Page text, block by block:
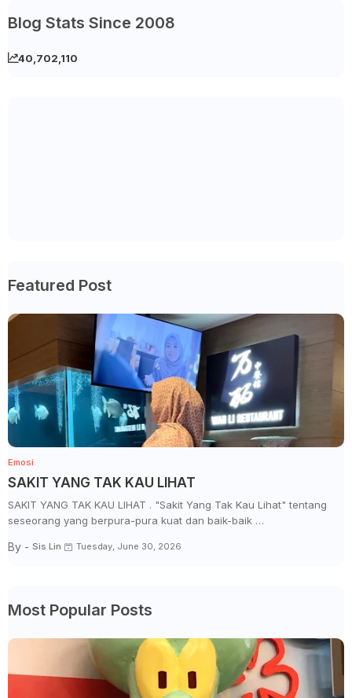
Blog Stats Since 2008
40,702,110
Featured Post
Emosi
SAKIT YANG TAK KAU LIHAT
SAKIT YANG TAK KAU LIHAT . "Sakit Yang Tak Kau Lihat" tentang
seseorang yang berpura-pura kuat dan baik-baik …
By - Sis Lin Tuesday, June 30, 2026
Most Popular Posts